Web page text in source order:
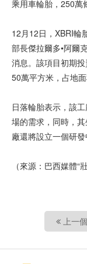
乘用車輪胎，250萬
12月12日，XBRI輪
部長傑拉爾多•阿爾
消息。該項目初期
50萬平方米，占地面
日落輪胎表示，該
場的需求，同時，
廠還將設立一個研發
（來源：巴西媒體“
上一個